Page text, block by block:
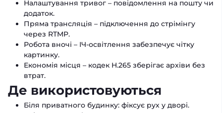
Налаштування тривог – повідомлення на пошту чи
додаток.
Пряма трансляція – підключення до стрімінгу
через RTMP.
Робота вночі – ІЧ-освітлення забезпечує чітку
картинку.
Економія місця – кодек H.265 зберігає архіви без
втрат.
Де використовуються
Біля приватного будинку: фіксує рух у дворі.